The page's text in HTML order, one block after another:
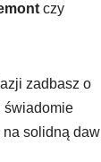
czy
zadbasz o
świadomie
solidną